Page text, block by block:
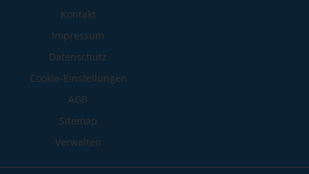
Kontakt
Impressum
Datenschutz
Cookie-Einstellungen
AGB
Sitemap
Verwalten